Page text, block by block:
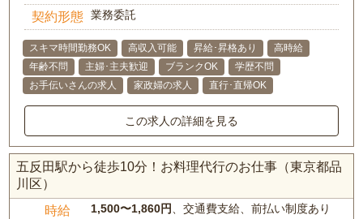
契約形態 業務委託
スキマ時間勤務OK 高収入可能 昇給･昇格あり
高時給
年齢不問
主婦･主夫歓迎 ブランクOK
学歴不問
お手伝いさんの求人
家政婦の求人 直行･直帰OK
この求人の詳細を見る
五反田駅から徒歩10分！お料理代行のお仕事（東京都品
川区）
時給 1,500〜1,860円、交通費支給、前払い制度あり